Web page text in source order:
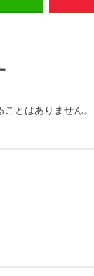
とはありません。